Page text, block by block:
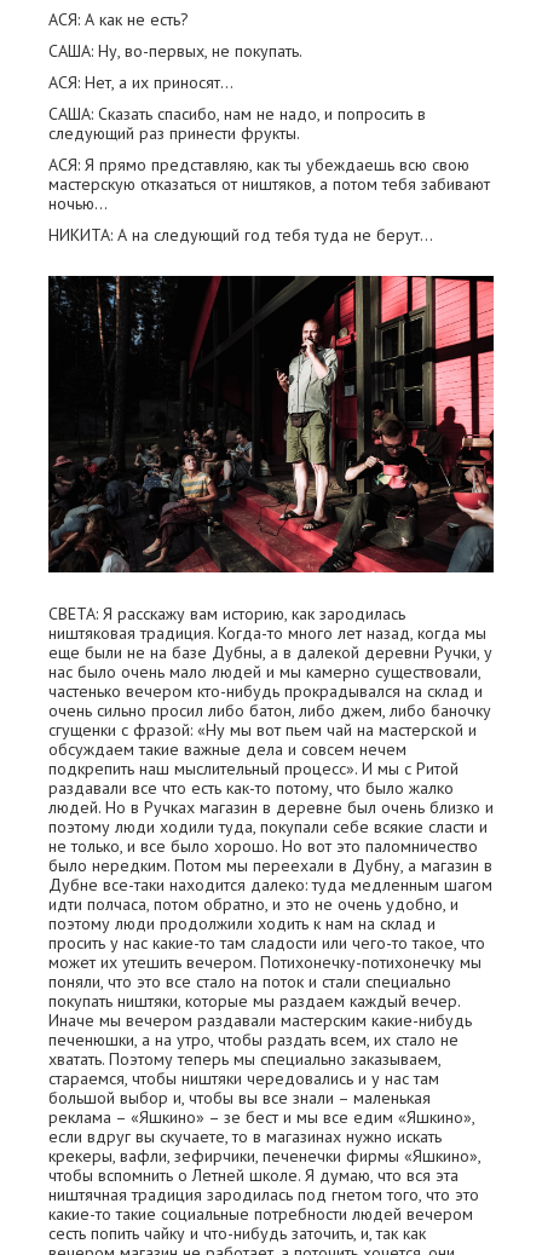
АСЯ: А как не есть?
САША: Ну, во-первых, не покупать.
АСЯ: Нет, а их приносят…
САША: Сказать спасибо, нам не надо, и попросить в
следующий раз принести фрукты.
АСЯ: Я прямо представляю, как ты убеждаешь всю свою
мастерскую отказаться от ништяков, а потом тебя забивают
ночью…
НИКИТА: А на следующий год тебя туда не берут…
СВЕТА: Я расскажу вам историю, как зародилась
ништяковая традиция. Когда-то много лет назад, когда мы
еще были не на базе Дубны, а в далекой деревни Ручки, у
нас было очень мало людей и мы камерно существовали,
частенько вечером кто-нибудь прокрадывался на склад и
очень сильно просил либо батон, либо джем, либо баночку
сгущенки с фразой: «Ну мы вот пьем чай на мастерской и
обсуждаем такие важные дела и совсем нечем
подкрепить наш мыслительный процесс». И мы с Ритой
раздавали все что есть как-то потому, что было жалко
людей. Но в Ручках магазин в деревне был очень близко и
поэтому люди ходили туда, покупали себе всякие сласти и
не только, и все было хорошо. Но вот это паломничество
было нередким. Потом мы переехали в Дубну, а магазин в
Дубне все-таки находится далеко: туда медленным шагом
идти полчаса, потом обратно, и это не очень удобно, и
поэтому люди продолжили ходить к нам на склад и
просить у нас какие-то там сладости или чего-то такое, что
может их утешить вечером. Потихонечку-потихонечку мы
поняли, что это все стало на поток и стали специально
покупать ништяки, которые мы раздаем каждый вечер.
Иначе мы вечером раздавали мастерским какие-нибудь
печенюшки, а на утро, чтобы раздать всем, их стало не
хватать. Поэтому теперь мы специально заказываем,
стараемся, чтобы ништяки чередовались и у нас там
большой выбор и, чтобы вы все знали – маленькая
реклама – «Яшкино» – зе бест и мы все едим «Яшкино»,
если вдруг вы скучаете, то в магазинах нужно искать
крекеры, вафли, зефирчики, печенечки фирмы «Яшкино»,
чтобы вспомнить о Летней школе. Я думаю, что вся эта
ништячная традиция зародилась под гнетом того, что это
какие-то такие социальные потребности людей вечером
сесть попить чайку и что-нибудь заточить, и, так как